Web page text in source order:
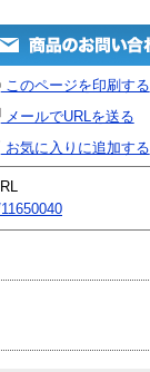
このページを印刷する
メールでURLを送る
お気に入りに追加する